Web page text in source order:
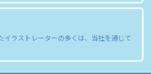
イラストレーターの多くは、当社を通じて